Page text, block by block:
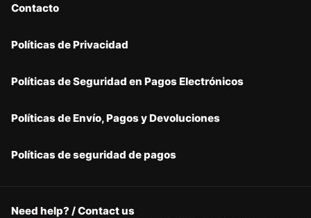
Contacto
Políticas de Privacidad
Políticas de Seguridad en Pagos Electrónicos
Políticas de Envío, Pagos y Devoluciones
Políticas de seguridad de pagos
Need help? / Contact us